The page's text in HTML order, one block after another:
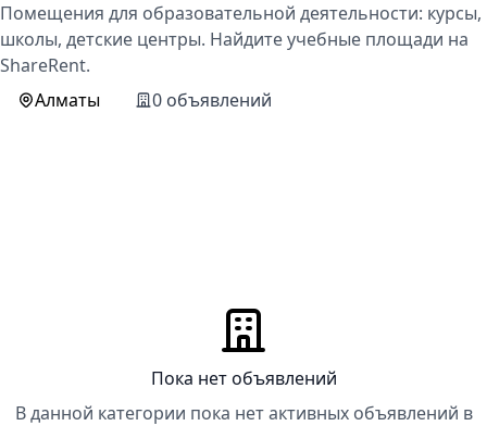
Помещения для образовательной деятельности: курсы,
школы, детские центры. Найдите учебные площади на
ShareRent.
Алматы
0 объявлений
Пока нет объявлений
В данной категории пока нет активных объявлений в